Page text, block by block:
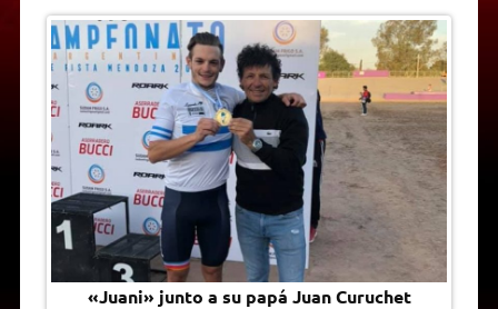
n
d
l
y
«Juani» junto a su papá Juan Curuchet